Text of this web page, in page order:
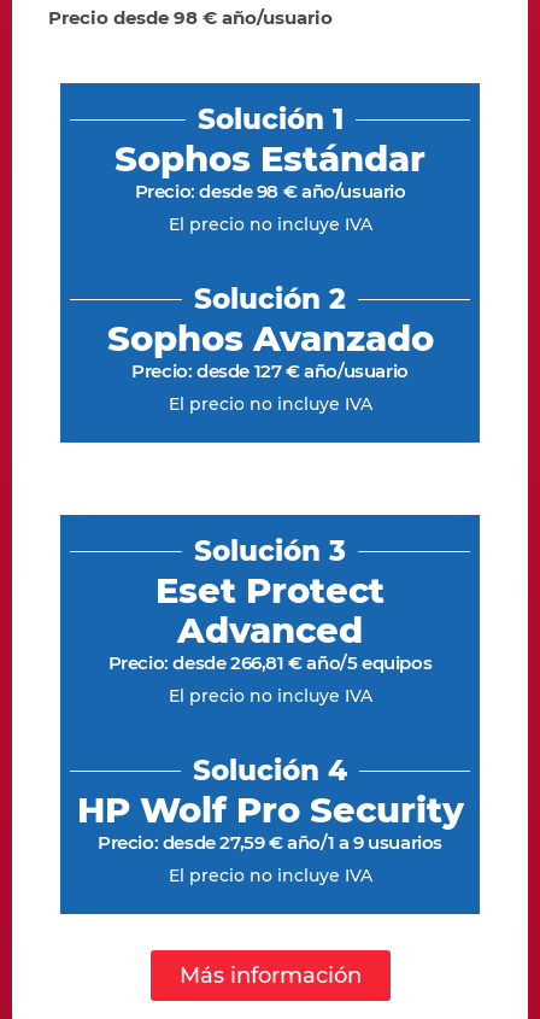
Precio desde 98 € año/usuario
Solución 1
Sophos Estándar
Precio: desde 98 € año/usuario
El precio no incluye IVA
Solución 2
Sophos Avanzado
Precio: desde 127 € año/usuario
El precio no incluye IVA
Solución 3
Eset Protect
Advanced
Precio: desde 266,81 € año/5 equipos
El precio no incluye IVA
Solución 4
HP Wolf Pro Security
Precio: desde 27,59 € año/1 a 9 usuarios
El precio no incluye IVA
Más información